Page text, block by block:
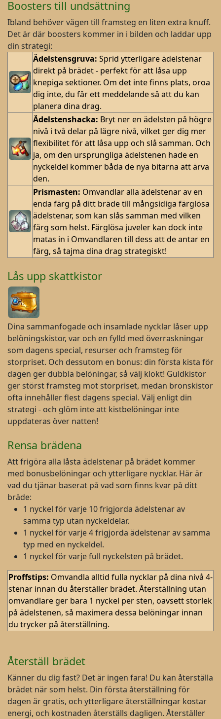
Boosters till undsättning
Ibland behöver vägen till framsteg en liten extra knuff.
Det är där boosters kommer in i bilden och laddar upp
din strategi:
Ädelstensgruva: Sprid ytterligare ädelstenar
direkt på brädet - perfekt för att låsa upp
knepiga sektioner. Om det inte finns plats, oroa
dig inte, du får ett meddelande så att du kan
planera dina drag.
Ädelstenshacka: Bryt ner en ädelsten på högre
nivå i två delar på lägre nivå, vilket ger dig mer
flexibilitet för att låsa upp och slå samman. Och
ja, om den ursprungliga ädelstenen hade en
nyckeldel kommer båda de nya bitarna att ärva
den.
Prismasten: Omvandlar alla ädelstenar av en
enda färg på ditt bräde till mångsidiga färglösa
ädelstenar, som kan slås samman med vilken
färg som helst. Färglösa juveler kan dock inte
matas in i Omvandlaren till dess att de antar en
färg, så tajma dina drag strategiskt!
Lås upp skattkistor
Dina sammanfogade och insamlade nycklar låser upp
belöningskistor, var och en fylld med överraskningar
som dagens special, resurser och framsteg för
storpriset. Och dessutom en bonus: din första kista för
dagen ger dubbla belöningar, så välj klokt! Guldkistor
ger störst framsteg mot storpriset, medan bronskistor
ofta innehåller flest dagens special. Välj enligt din
strategi - och glöm inte att kistbelöningar inte
uppdateras över natten!
Rensa brädena
Att frigöra alla låsta ädelstenar på brädet kommer
med bonusbelöningar och ytterligare nycklar. Här är
vad du tjänar baserat på vad som finns kvar på ditt
bräde:
1 nyckel för varje 10 frigjorda ädelstenar av
samma typ utan nyckeldelar.
1 nyckel för varje 4 frigjorda ädelstenar av samma
typ med en nyckeldel.
1 nyckel för varje full nyckelsten på brädet.
Proffstips: Omvandla alltid fulla nycklar på dina nivå 4-
stenar innan du återställer brädet. Återställning utan
omvandlare ger bara 1 nyckel per sten, oavsett storlek
på ädelstenen, så maximera dessa belöningar innan
du trycker på återställning.
Återställ brädet
Känner du dig fast? Det är ingen fara! Du kan återställa
brädet när som helst. Din första återställning för
dagen är gratis, och ytterligare återställningar kostar
energi, och kostnaden återställs dagligen. Återställer